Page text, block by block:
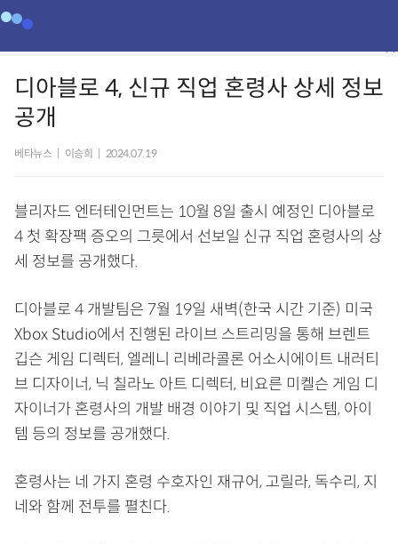
디아블로 4, 신규 직업 혼령사 상세 정보
공개
베타뉴스 이승희 2024.07.19
블리자드 엔터테인먼트는 10월 8일 출시 예정인 디아블로
4 첫 확장팩 증오의 그릇에서 선보일 신규 직업 혼령사의 상
세 정보를 공개했다.
디아블로 4 개발팀은 7월 19일 새벽(한국 시간 기준) 미국
Xbox Studio에서 진행된 라이브 스트리밍을 통해 브렌트
깁슨 게임 디렉터, 엘레니 리베라콜론 어소시에이트 내러티
브 디자이너, 닉 칠라노 아트 디렉터, 비요른 미켈슨 게임 디
자이너가 혼령사의 개발 배경 이야기 및 직업 시스템, 아이
템 등의 정보를 공개했다.
혼령사는 네 가지 혼령 수호자인 재규어, 고릴라, 독수리, 지
네와 함께 전투를 펼친다.